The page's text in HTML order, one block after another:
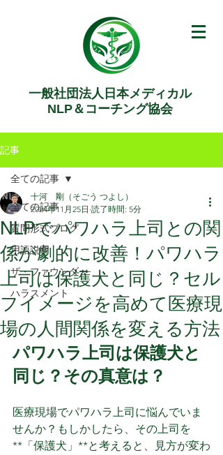
一般社団法人日本メディカル
NLP＆コーチング協会
記事
全ての記事
質問形式ブログ
用語説明
ザ・ファウンダー
ハラスメント
全ての記事
NLPでパワハラ上司との関
係が劇的に改善！パワハラ
上司は保護犬と同じ？セル
フイメージを高めて医療現
場の人間関係を変える方法
十河 剛（そごう つよし）
2024年11月25日 読了時間: 5分
パワハラ上司は保護犬と
同じ？その真意は？
医療現場でパワハラ上司に悩んでいま
せんか？もしかしたら、その上司を
**「保護犬」**と考えると、見方が変わ